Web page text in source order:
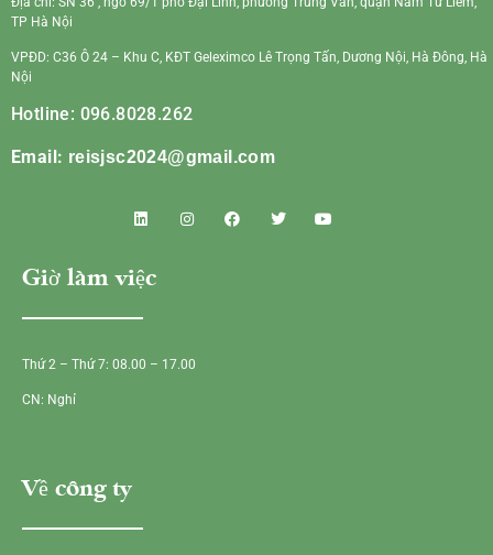
TP Hà Nội
VPĐD: C36 Ô 24 – Khu C, KĐT Geleximco Lê Trọng Tấn, Dương Nội, Hà Đông, Hà
Nội
Hotline: 096.8028.262
Email: reisjsc2024@gmail.com
Giờ làm việc
Thứ 2 – Thứ 7: 08.00 – 17.00
CN: Nghỉ
Về công ty